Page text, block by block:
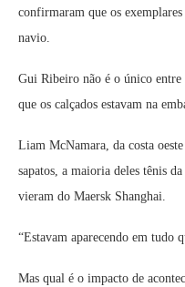
confirmaram que os
navio.
Gui Ribeiro não é o único
que os calçados estavam na
Liam McNamara, da costa
sapatos, a maioria deles tênis
vieram do Maersk Shanghai.
“Estavam aparecendo em tudo
Mas qual é o impacto de
Além de causar danos